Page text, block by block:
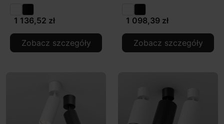
1 136,52 zł
Zobacz szczegóły
1 098,39 zł
Zobacz szczegóły